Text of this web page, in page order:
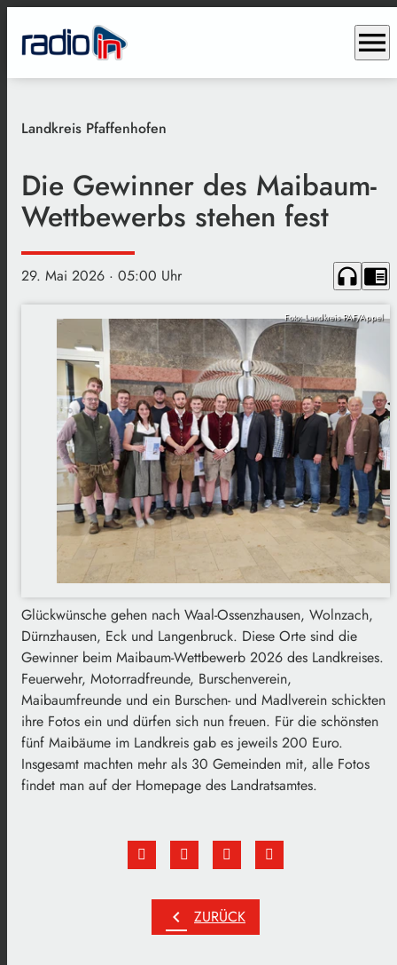
menu
Landkreis Pfaffenhofen
Die Gewinner des Maibaum-
Wettbewerbs stehen fest
29. Mai 2026 · 05:00 Uhr headphones chrome_reader_mode
Foto: Landkreis PAF/Appel
Glückwünsche gehen nach Waal-Ossenzhausen, Wolnzach,
Dürnzhausen, Eck und Langenbruck. Diese Orte sind die
Gewinner beim Maibaum-Wettbewerb 2026 des Landkreises.
Feuerwehr, Motorradfreunde, Burschenverein,
Maibaumfreunde und ein Burschen- und Madlverein schickten
ihre Fotos ein und dürfen sich nun freuen. Für die schönsten
fünf Maibäume im Landkreis gab es jeweils 200 Euro.
Insgesamt machten mehr als 30 Gemeinden mit, alle Fotos
findet man auf der Homepage des Landratsamtes.
chevron_left ZURÜCK